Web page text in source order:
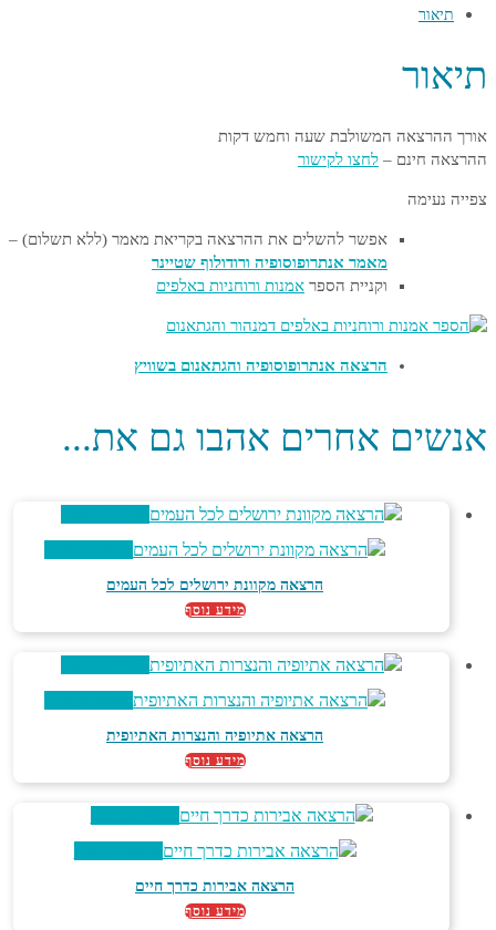
תיאור
תיאור
אורך ההרצאה המשולבת שעה וחמש דקות
ההרצאה חינם – לחצו לקישור
צפייה נעימה
אפשר להשלים את ההרצאה בקריאת מאמר (ללא תשלום) –
מאמר אנתרופוסופיה ורודולוף שטיינר
וקניית הספר אמנות ורוחניות באלפים
הרצאה אנתרופוסופיה והגתאנום בשוויץ
אנשים אחרים אהבו גם את...
הרצאה מקוונת ירושלים לכל העמים
מידע נוסף
הרצאה אתיופיה והנצרות האתיופית
מידע נוסף
הרצאה אבירות כדרך חיים
מידע נוסף